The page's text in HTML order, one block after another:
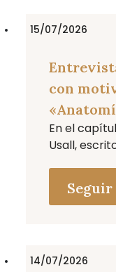
15/07/2026
con
En el
Usall,
Seguir
14/07/2026